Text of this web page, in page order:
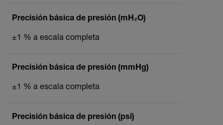
Precisión básica de presión (mH₂O)
±1 % a escala completa
Precisión básica de presión (mmHg)
±1 % a escala completa
Precisión básica de presión (psi)